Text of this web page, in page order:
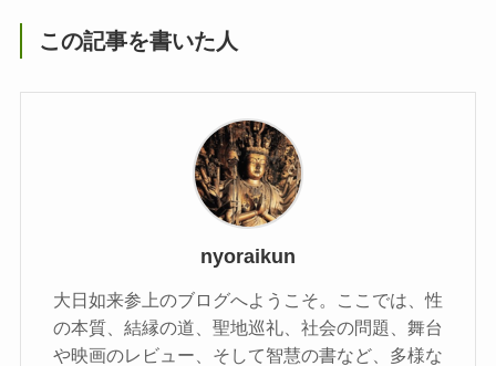
この記事を書いた人
nyoraikun
大日如来参上のブログへようこそ。ここでは、性
の本質、結縁の道、聖地巡礼、社会の問題、舞台
や映画のレビュー、そして智慧の書など、多様な